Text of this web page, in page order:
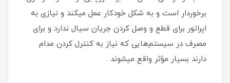
برخوردار است و به شکل خودکار عمل میکند و نیازی به
اپراتور برای قطع و وصل کردن جریان سیال ندارد و برای
مصرف در سیستم‌هایی که نیاز به کنترل کردن مدام
دارند بسیار مؤثر واقع میشوند .